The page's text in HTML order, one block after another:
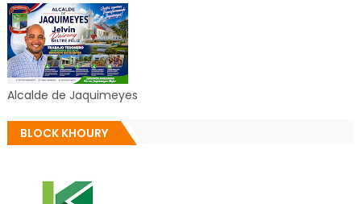
Alcalde de Jaquimeyes
BLOCK KHOURY